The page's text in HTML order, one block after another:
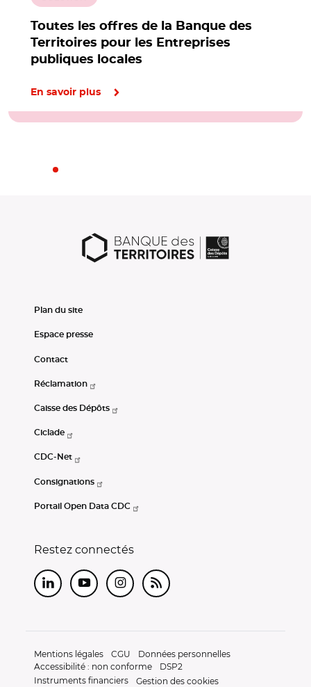
Toutes les offres de la Banque des
Territoires pour les Entreprises
publiques locales
En savoir plus
Plan du site
Espace presse
Contact
Réclamation
Caisse des Dépôts
Ciclade
CDC-Net
Consignations
Portail Open Data CDC
Restez connectés
LinkedInYoutubeInstagram
RSS
Mentions légales CGU
Données personnelles
Accessibilité : non conforme
DSP2
Instruments financiers
Gestion des cookies